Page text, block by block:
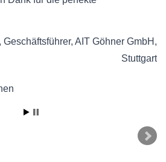
Geschäftsführer AIT Göhner GmbH
Stuttgart